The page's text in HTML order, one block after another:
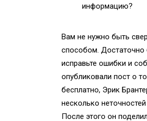
информацию?
Вам не нужно быть
способом.
исправьте ошибки и
опубликовали пост о
бесплатно, Эрик
несколько
После этого он